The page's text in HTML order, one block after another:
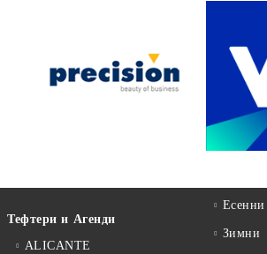
Тефтери и Агенди
ALICANTE
Есенни
Зимни